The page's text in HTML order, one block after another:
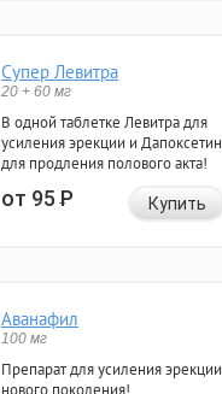
Супер Левитра
20 + 60 мг
В одной таблетке Левитра для
усиления эрекции и Дапоксетин
для продления полового акта!
от 95Р Купить
Аванафил
100 мг
Препарат для усиления эрекции